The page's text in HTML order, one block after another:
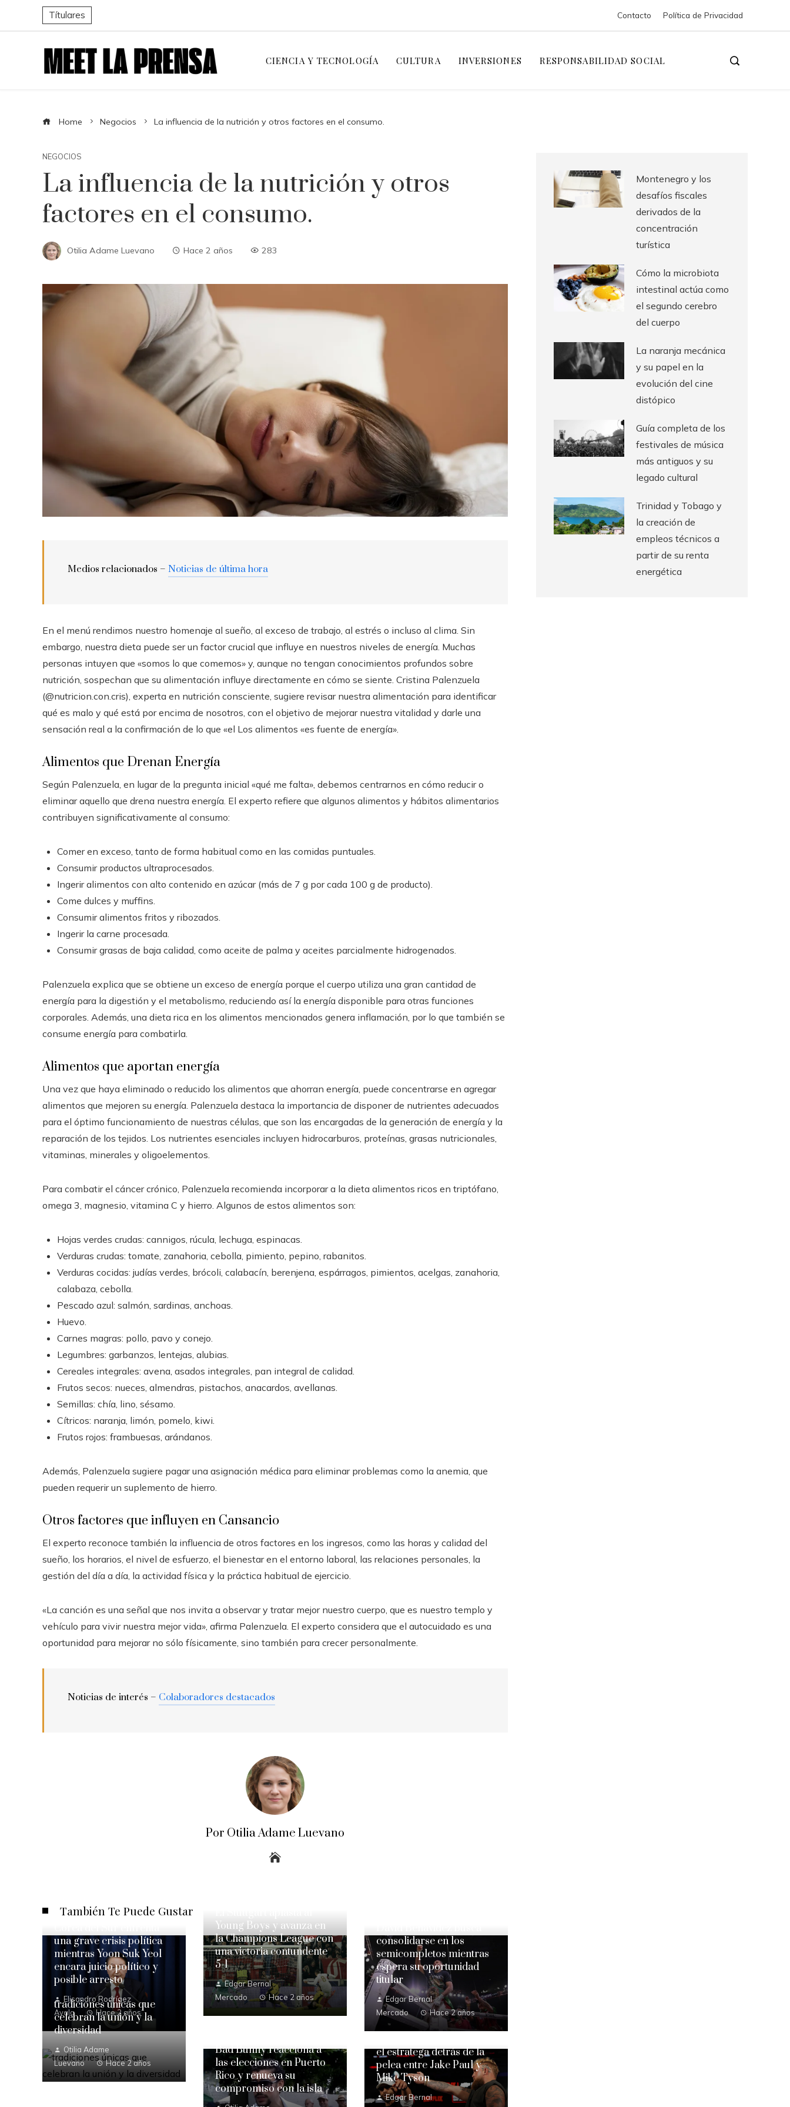
Títulares Contacto Política de Privacidad
CIENCIA Y TECNOLOGÍA CULTURA INVERSIONES RESPONSABILIDAD SOCIAL
Home Negocios La influencia de la nutrición y otros factores en el consumo.
NEGOCIOS
La influencia de la nutrición y otros
factores en el consumo.
Otilia Adame Luevano Hace 2 años 283
Medios relacionados – Noticias de última hora
En el menú rendimos nuestro homenaje al sueño, al exceso de trabajo, al estrés o incluso al clima. Sin
embargo, nuestra dieta puede ser un factor crucial que influye en nuestros niveles de energía. Muchas
personas intuyen que «somos lo que comemos» y, aunque no tengan conocimientos profundos sobre
nutrición, sospechan que su alimentación influye directamente en cómo se siente. Cristina Palenzuela
(@nutricion.con.cris), experta en nutrición consciente, sugiere revisar nuestra alimentación para identificar
qué es malo y qué está por encima de nosotros, con el objetivo de mejorar nuestra vitalidad y darle una
sensación real a la confirmación de lo que «el Los alimentos «es fuente de energía».
Alimentos que Drenan Energía
Según Palenzuela, en lugar de la pregunta inicial «qué me falta», debemos centrarnos en cómo reducir o
eliminar aquello que drena nuestra energía. El experto refiere que algunos alimentos y hábitos alimentarios
contribuyen significativamente al consumo:
Comer en exceso, tanto de forma habitual como en las comidas puntuales.
Consumir productos ultraprocesados.
Ingerir alimentos con alto contenido en azúcar (más de 7 g por cada 100 g de producto).
Come dulces y muffins.
Consumir alimentos fritos y ribozados.
Ingerir la carne procesada.
Consumir grasas de baja calidad, como aceite de palma y aceites parcialmente hidrogenados.
Palenzuela explica que se obtiene un exceso de energía porque el cuerpo utiliza una gran cantidad de
energía para la digestión y el metabolismo, reduciendo así la energía disponible para otras funciones
corporales. Además, una dieta rica en los alimentos mencionados genera inflamación, por lo que también se
consume energía para combatirla.
Alimentos que aportan energía
Una vez que haya eliminado o reducido los alimentos que ahorran energía, puede concentrarse en agregar
alimentos que mejoren su energía. Palenzuela destaca la importancia de disponer de nutrientes adecuados
para el óptimo funcionamiento de nuestras células, que son las encargadas de la generación de energía y la
reparación de los tejidos. Los nutrientes esenciales incluyen hidrocarburos, proteínas, grasas nutricionales,
vitaminas, minerales y oligoelementos.
Para combatir el cáncer crónico, Palenzuela recomienda incorporar a la dieta alimentos ricos en triptófano,
omega 3, magnesio, vitamina C y hierro. Algunos de estos alimentos son:
Hojas verdes crudas: cannigos, rúcula, lechuga, espinacas.
Verduras crudas: tomate, zanahoria, cebolla, pimiento, pepino, rabanitos.
Verduras cocidas: judías verdes, brócoli, calabacín, berenjena, espárragos, pimientos, acelgas, zanahoria,
calabaza, cebolla.
Pescado azul: salmón, sardinas, anchoas.
Huevo.
Carnes magras: pollo, pavo y conejo.
Legumbres: garbanzos, lentejas, alubias.
Cereales integrales: avena, asados ​​integrales, pan integral de calidad.
Frutos secos: nueces, almendras, pistachos, anacardos, avellanas.
Semillas: chía, lino, sésamo.
Cítricos: naranja, limón, pomelo, kiwi.
Frutos rojos: frambuesas, arándanos.
Además, Palenzuela sugiere pagar una asignación médica para eliminar problemas como la anemia, que
pueden requerir un suplemento de hierro.
Otros factores que influyen en Cansancio
El experto reconoce también la influencia de otros factores en los ingresos, como las horas y calidad del
sueño, los horarios, el nivel de esfuerzo, el bienestar en el entorno laboral, las relaciones personales, la
gestión del día a día, la actividad física y la práctica habitual de ejercicio.
«La canción es una señal que nos invita a observar y tratar mejor nuestro cuerpo, que es nuestro templo y
vehículo para vivir nuestra mejor vida», afirma Palenzuela. El experto considera que el autocuidado es una
oportunidad para mejorar no sólo físicamente, sino también para crecer personalmente.
Noticias de interés – Colaboradores destacados
Por Otilia Adame Luevano
También Te Puede Gustar
una grave crisis política
mientras Yoon Suk Yeol
encara juicio político y
posible arresto
Elisandro Rodrígez
Ayala
Hace 2 años
Young Boys y avanza en
la Champions League con
una victoria contundente
5-1
Edgar Bernal
Mercado
Hace 2 años
consolidarse en los
semicompletos mientras
espera su oportunidad
titular
Edgar Bernal
Mercado
Hace 2 años
tradiciones únicas que
celebran la unión y la
diversidad
Otilia Adame
Luevano
Hace 2 años
Bad Bunny reacciona a
las elecciones en Puerto
Rico y renueva su
compromiso con la isla
el estratega detrás de la
pelea entre Jake Paul y
Mike Tyson
Edgar Bernal
Montenegro y los
desafíos fiscales
derivados de la
concentración
turística
Cómo la microbiota
intestinal actúa como
el segundo cerebro
del cuerpo
La naranja mecánica
y su papel en la
evolución del cine
distópico
Guía completa de los
festivales de música
más antiguos y su
legado cultural
Trinidad y Tobago y
la creación de
empleos técnicos a
partir de su renta
energética